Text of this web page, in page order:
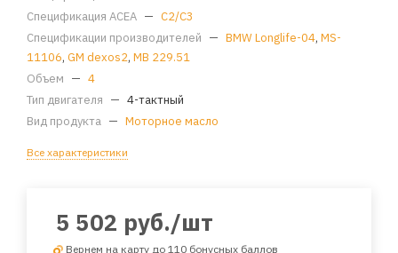
Спецификация ACEA — C2/C3
Спецификации производителей — BMW Longlife-04, MS-
11106, GM dexos2, MB 229.51
Объем — 4
Тип двигателя — 4-тактный
Вид продукта — Моторное масло
Все характеристики
5 502 руб./шт
Вернем на карту до 110 бонусных баллов